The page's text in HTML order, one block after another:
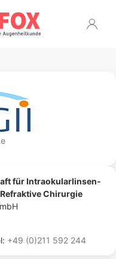
für Intraokularlinsen-
Chirurgie
+49 (0)211 592 244